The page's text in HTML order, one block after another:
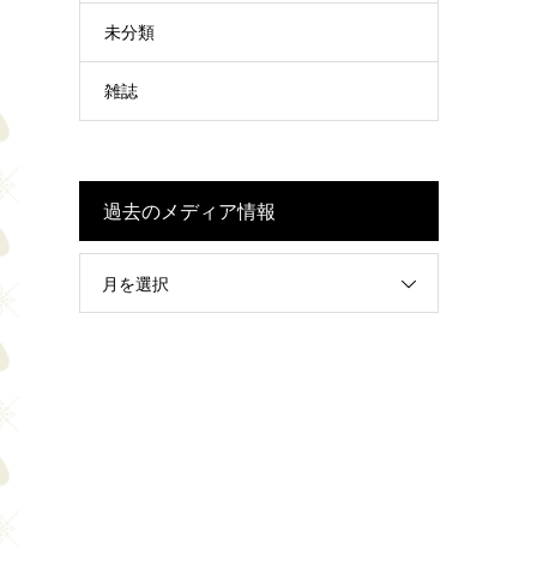
未分類
雑誌
過去のメディア情報
月を選択